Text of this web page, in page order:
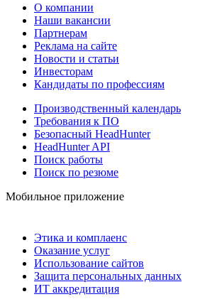
О компании
Наши вакансии
Партнерам
Реклама на сайте
Новости и статьи
Инвесторам
Кандидаты по профессиям
Производственный календарь
Требования к ПО
Безопасный HeadHunter
HeadHunter API
Поиск работы
Поиск по резюме
Мобильное приложение
Этика и комплаенс
Оказание услуг
Использование сайтов
Защита персональных данных
ИТ аккредитация